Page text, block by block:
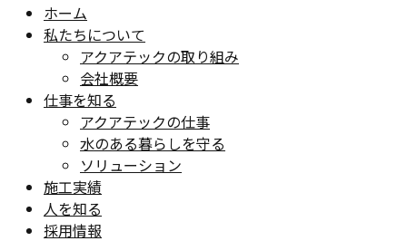
ホーム
私たちについて
アクアテックの取り組み
会社概要
仕事を知る
アクアテックの仕事
水のある暮らしを守る
ソリューション
施工実績
人を知る
採用情報